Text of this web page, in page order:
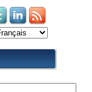
(le lien est externe)
(le lien est externe)